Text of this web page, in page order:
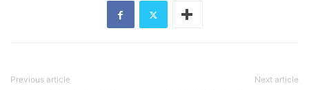
Previous article Next article